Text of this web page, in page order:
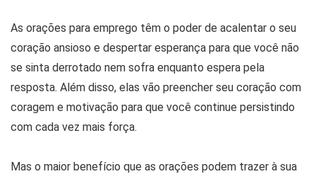
As orações para emprego têm o poder de acalentar o seu
coração ansioso e despertar esperança para que você não
se sinta derrotado nem sofra enquanto espera pela
resposta. Além disso, elas vão preencher seu coração com
coragem e motivação para que você continue persistindo
com cada vez mais força.
Mas o maior benefício que as orações podem trazer à sua